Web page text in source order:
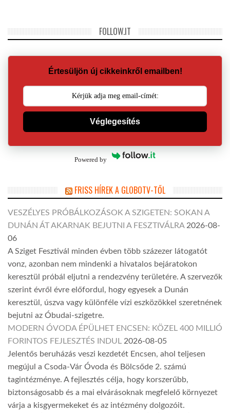
FOLLOW.IT
Értesüljön új cikkeinkről emailben!
Véglegesítés
Powered by
FRISS HÍREK A GLOBOTV-TŐL
VESZÉLYES PRÓBÁLKOZÁSOK A SZIGETEN: SOKAN A
DUNÁN ÁT AKARNAK BEJUTNI A FESZTIVÁLRA 2026-08-
06
A Sziget Fesztivál minden évben több százezer látogatót
vonz, azonban nem mindenki a hivatalos bejáratokon
keresztül próbál eljutni a rendezvény területére. A szervezők
szerint évről évre előfordul, hogy egyesek a Dunán
keresztül, úszva vagy különféle vízi eszközökkel szeretnének
bejutni az Óbudai-szigetre.
MODERN ÓVODA ÉPÜLHET ENCSEN: KÖZEL 400 MILLIÓ
FORINTOS FEJLESZTÉS INDUL 2026-08-05
Jelentős beruházás veszi kezdetét Encsen, ahol teljesen
megújul a Csoda-Vár Óvoda és Bölcsőde 2. számú
tagintézménye. A fejlesztés célja, hogy korszerűbb,
biztonságosabb és a mai elvárásoknak megfelelő környezet
várja a kisgyermekeket és az intézmény dolgozóit.